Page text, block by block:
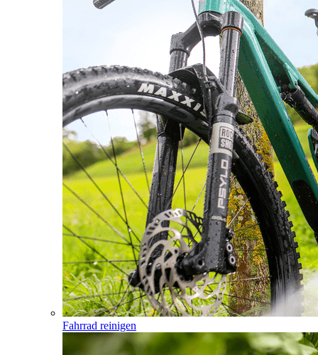
Fahrrad reinigen